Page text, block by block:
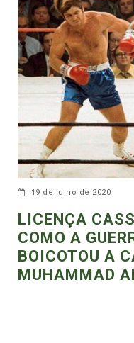
19 de julho de 2020
LICENÇA
COMO A
BOICOTOU A
MUHAMMAD